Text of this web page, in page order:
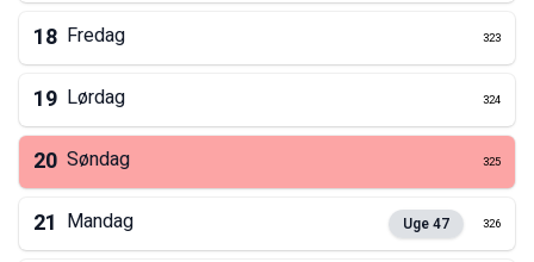
18 Fredag 323
19 Lørdag 324
20 Søndag 325
21 Mandag Uge47 326